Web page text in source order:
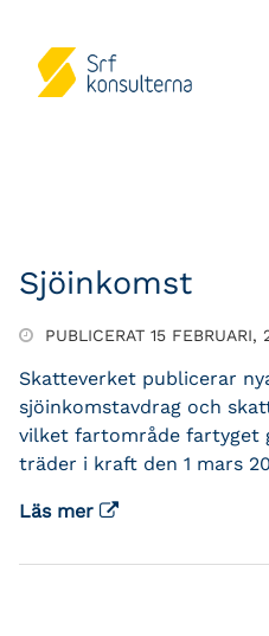
Sjöinkomst
PUBLICERAT 15 FEBRUARI,
Skatteverket publicerar
sjöinkomstavdrag och
vilket fartområde fartyget
träder i kraft den 1 mars
Läs mer